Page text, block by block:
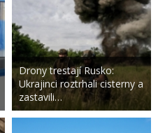
Drony trestají Rusko:
Ukrajinci roztrhali cisterny a
zastavili…